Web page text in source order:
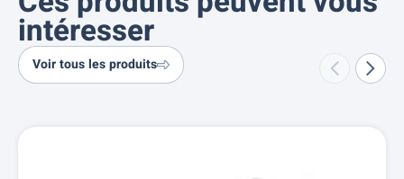
intéresser
Voir tous les produits